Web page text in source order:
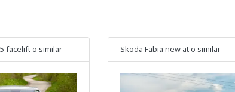
facelift o similar Skoda Fabia new at o similar